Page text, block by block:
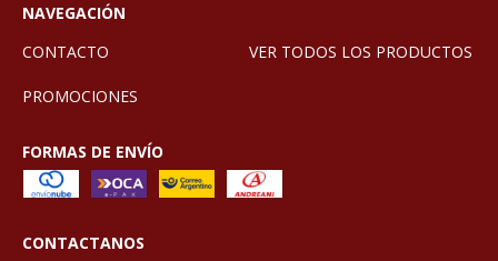
NAVEGACIÓN
CONTACTO
VER TODOS LOS PRODUCTOS
PROMOCIONES
FORMAS DE ENVÍO
CONTACTANOS